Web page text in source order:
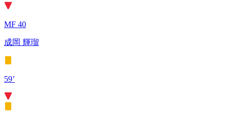
MF 40
成岡 輝瑠
59’